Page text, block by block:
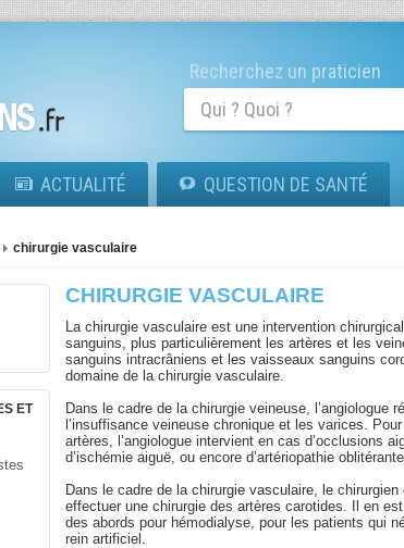
Recherchez un praticien
ACTUALITÉ QUESTION DE SANTÉ
chirurgie vasculaire
ET
CHIRURGIE VASCULAIRE
La chirurgie vasculaire est une intervention
sanguins, plus particulièrement les artères et les
sanguins intracrâniens et les vaisseaux sanguins
domaine de la chirurgie vasculaire.
Dans le cadre de la chirurgie veineuse, l’angiologue
l’insuffisance veineuse chronique et les varices.
artères, l’angiologue intervient en cas d’occlusions
d’ischémie aiguë, ou encore d’artériopathie oblitérante.
Dans le cadre de la chirurgie vasculaire, le
effectuer une chirurgie des artères carotides. Il en
des abords pour hémodialyse, pour les patients qui
rein artificiel.